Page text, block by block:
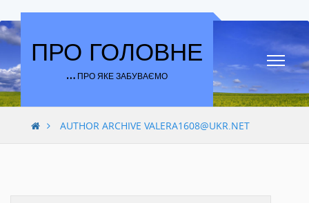
Skip to content
ПРО ГОЛОВНЕ
… ПРО ЯКЕ ЗАБУВАЄМО
AUTHOR ARCHIVE VALERA1608@UKR.NET